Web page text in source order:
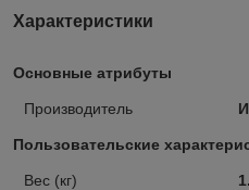
Характеристики
Основные атрибуты
Производитель
Пользовательские
Вес (кг)